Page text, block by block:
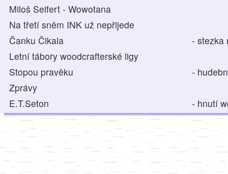
Miloš Seifert - Wowotana
Na třetí sněm INK už nepřijede
Čanku Čikala
- stezka
Letní tábory woodcrafterské ligy
Stopou pravěku
-
Zprávy
E.T.Seton
- hnutí